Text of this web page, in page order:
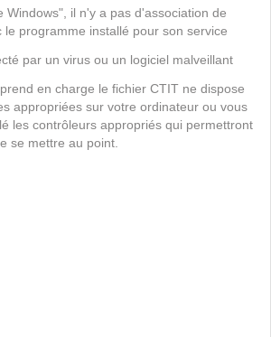
Windows", il n'y a pas d'association de
le programme installé pour son service
par un virus ou un logiciel malveillant
en charge le fichier CTIT ne dispose
appropriées sur votre ordinateur ou vous
les contrôleurs appropriés qui permettront
se mettre au point.